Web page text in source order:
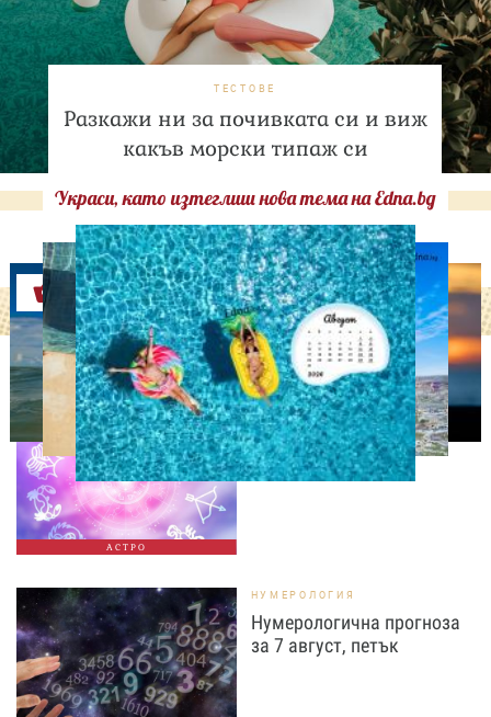
ТЕСТОВЕ
Разкажи ни за почивката си и виж
какъв морски типаж си
Украси, като изтеглиш нова тема на Edna.bg
Оферти
АСТРО
АСТРОЛОГИЯ
Дневен хороскоп за 7
август, петък
НУМЕРОЛОГИЯ
Нумерологична прогноза
за 7 август, петък